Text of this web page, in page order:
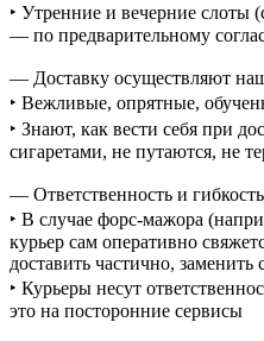
‣ Утренние и вечерние слоты
— по предварительному
— Доставку осуществляют
‣ Вежливые, опрятные,
‣ Знают, как вести себя при
сигаретами, не путаются, не
— Ответственность и гибкость
‣ В случае форс-мажора
курьер сам оперативно
доставить частично, заменить
‣ Курьеры несут
это на посторонние сервисы